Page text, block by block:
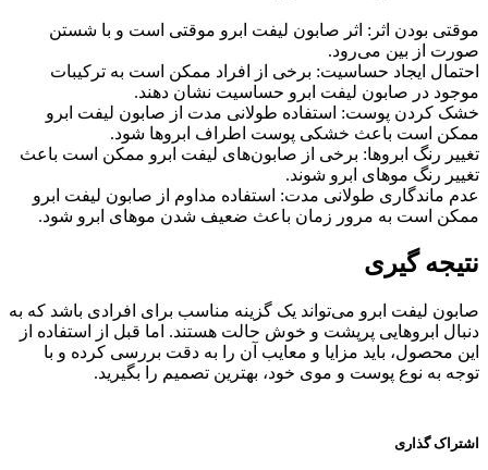
موقتی بودن اثر: اثر صابون لیفت ابرو موقتی است و با شستن
صورت از بین می‌رود.
احتمال ایجاد حساسیت: برخی از افراد ممکن است به ترکیبات
موجود در صابون لیفت ابرو حساسیت نشان دهند.
خشک کردن پوست: استفاده طولانی مدت از صابون لیفت ابرو
ممکن است باعث خشکی پوست اطراف ابروها شود.
تغییر رنگ ابروها: برخی از صابون‌های لیفت ابرو ممکن است باعث
تغییر رنگ موهای ابرو شوند.
عدم ماندگاری طولانی مدت: استفاده مداوم از صابون لیفت ابرو
ممکن است به مرور زمان باعث ضعیف شدن موهای ابرو شود.
نتیجه گیری
صابون لیفت ابرو می‌تواند یک گزینه مناسب برای افرادی باشد که به
دنبال ابروهایی پرپشت و خوش حالت هستند. اما قبل از استفاده از
این محصول، باید مزایا و معایب آن را به دقت بررسی کرده و با
توجه به نوع پوست و موی خود، بهترین تصمیم را بگیرید.
اشتراک گذاری